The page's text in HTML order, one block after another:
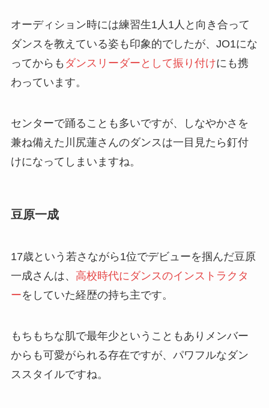
オーディション時には練習生1人1人と向き合って
ダンスを教えている姿も印象的でしたが、JO1にな
ってからも ダンスリーダーとして振り付けにも携
わっています。
センターで踊ることも多いですが、しなやかさを
兼ね備えた川尻蓮さんのダンスは一目見たら釘付
けになってしまいますね。
豆原一成
17歳という若さながら1位でデビューを掴んだ豆原
一成さんは、 高校時代にダンスのインストラクタ
ーをしていた経歴の持ち主です。
もちもちな肌で最年少ということもありメンバー
からも可愛がられる存在ですが、パワフルなダン
ススタイルですね。